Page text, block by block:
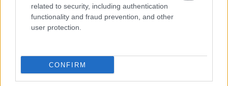
related to security, including authentication
functionality and fraud prevention, and other
user protection.
CONFIRM
Név